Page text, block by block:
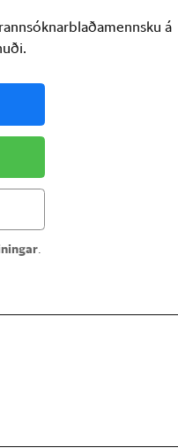
á
.